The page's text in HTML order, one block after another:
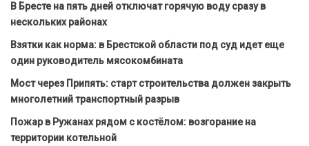
В Бресте на пять дней отключат горячую воду сразу в
нескольких районах
Взятки как норма: в Брестской области под суд идет еще
один руководитель мясокомбината
Мост через Припять: старт строительства должен закрыть
многолетний транспортный разрыв
Пожар в Ружанах рядом с костёлом: возгорание на
территории котельной